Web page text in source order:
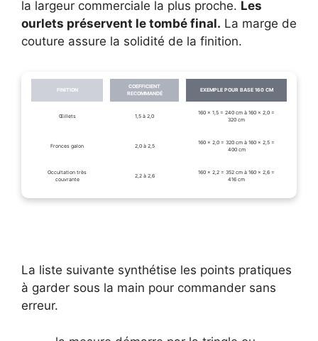
la largeur commerciale la plus proche. Les
ourlets préservent le tombé final. La marge de
couture assure la solidité de la finition.
FINITION
COEFFICIENT
RECOMMANDÉ
EXEMPLE POUR BASE 160 CM
Œillets 1,5 à 2,0
160 × 1,5 = 240 cm à 160 × 2,0 =
320 cm
Fronces galon 2,0 à 2,5
160 × 2,0 = 320 cm à 160 × 2,5 =
400 cm
Occultation très
couvrante
2,2 à 2,6
160 × 2,2 = 352 cm à 160 × 2,6 =
416 cm
La liste suivante synthétise les points pratiques
à garder sous la main pour commander sans
erreur.